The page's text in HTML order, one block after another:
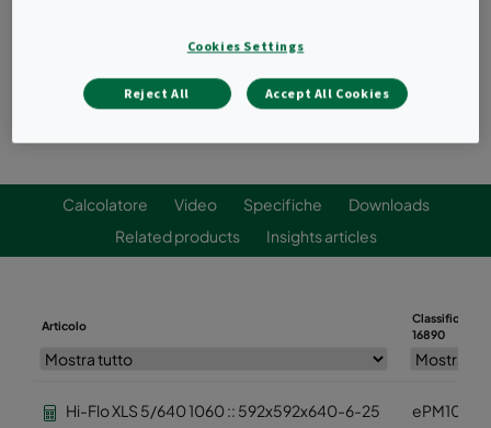
Calcolatore Video Specifiche
Downloads
Related products
Insights articles
Articolo
16890
Hi-Flo XLS 5/640 1060 :: 592x592x640-6-25 ePM10
Cookies Settings
Reject All Accept All Cookies